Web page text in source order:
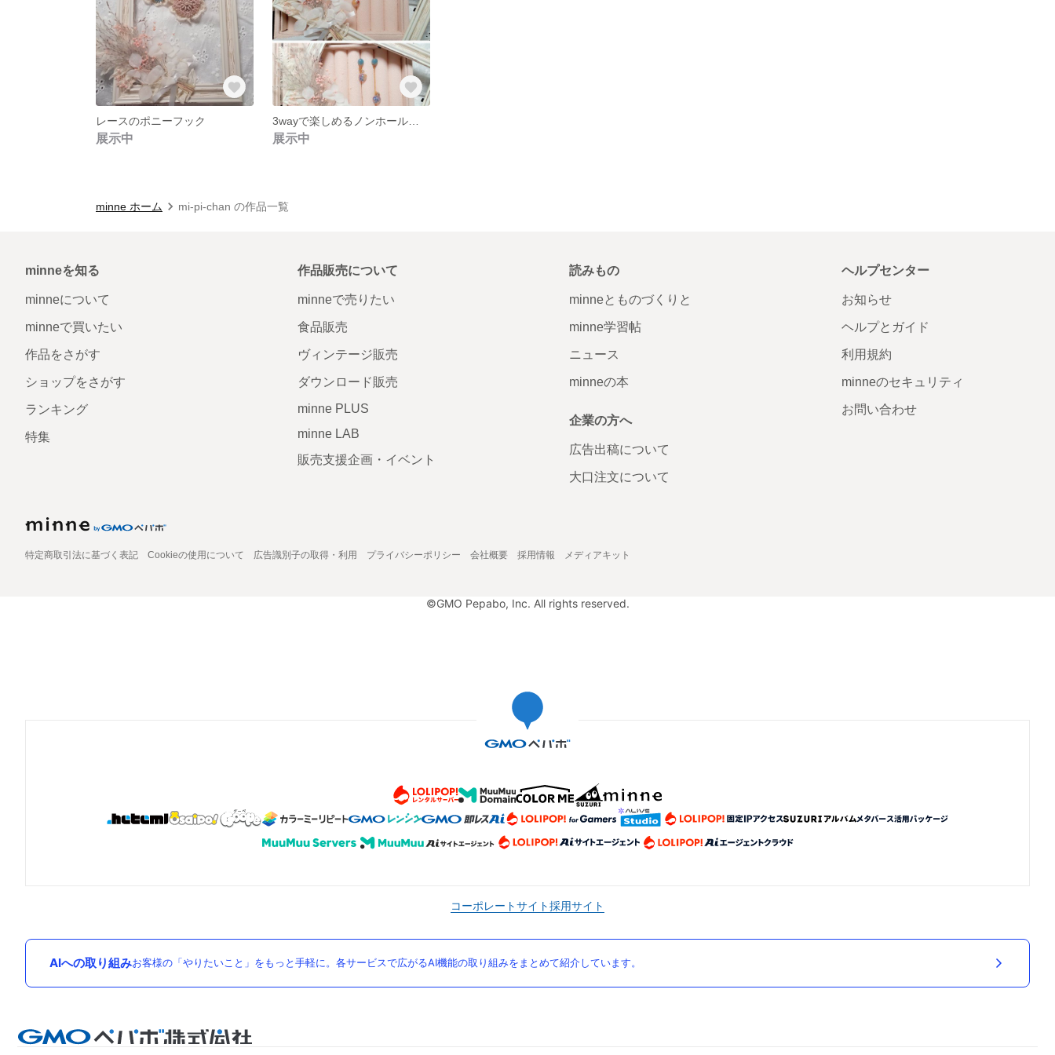
レースのポニーフック
展示中
3wayで楽しめるノンホールピアス
展示中
minne ホーム mi-pi-chan の作品一覧
minneを知る
minneについて
minneで買いたい
作品をさがす
ショップをさがす
ランキング
特集
作品販売について
minneで売りたい
食品販売
ヴィンテージ販売
ダウンロード販売
minne PLUS
minne LAB
販売支援企画・イベント
読みもの
minneとものづくりと
minne学習帖
ニュース
minneの本
企業の方へ
広告出稿について
大口注文について
ヘルプセンター
お知らせ
ヘルプとガイド
利用規約
minneのセキュリティ
お問い合わせ
特定商取引法に基づく表記 Cookieの使用について 広告識別子の取得・利用 プライバシーポリシー 会社概要 採用情報 メディアキット
©GMO Pepabo, Inc. All rights reserved.
コーポレートサイト採用サイト
AIへの取り組みお客様の「やりたいこと」をもっと手軽に。各サービスで広がるAI機能の取り組みをまとめて紹介しています。